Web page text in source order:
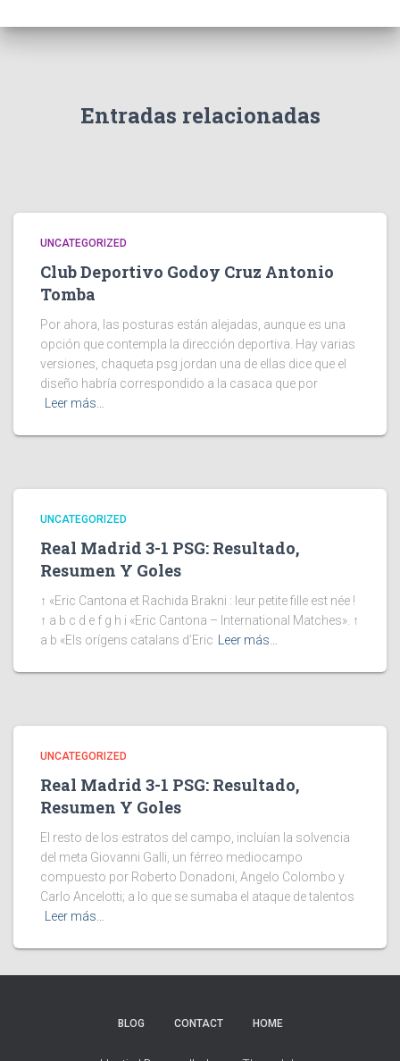
Entradas relacionadas
UNCATEGORIZED
Club Deportivo Godoy Cruz Antonio
Tomba
Por ahora, las posturas están alejadas, aunque es una
opción que contempla la dirección deportiva. Hay varias
versiones, chaqueta psg jordan una de ellas dice que el
diseño habría correspondido a la casaca que por
Leer más…
UNCATEGORIZED
Real Madrid 3-1 PSG: Resultado,
Resumen Y Goles
↑ «Eric Cantona et Rachida Brakni : leur petite fille est née !
↑ a b c d e f g h i «Eric Cantona – International Matches». ↑
a b «Els orígens catalans d’Eric
Leer más…
UNCATEGORIZED
Real Madrid 3-1 PSG: Resultado,
Resumen Y Goles
El resto de los estratos del campo, incluían la solvencia
del meta Giovanni Galli, un férreo mediocampo
compuesto por Roberto Donadoni, Angelo Colombo y
Carlo Ancelotti; a lo que se sumaba el ataque de talentos
Leer más…
BLOG CONTACT HOME